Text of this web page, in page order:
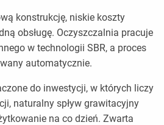
konstrukcję, niskie koszty
obsługę. Oczyszczalnia pracuje
w technologii SBR, a proces
automatycznie.
do inwestycji, w których liczy
naturalny spływ grawitacyjny
na co dzień. Zwarta